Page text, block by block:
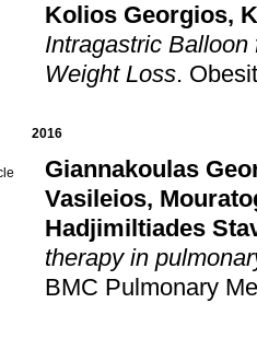
Kolios Georgios,
Intragastric
Weight Loss.
2016
Giannakoulas
Vasileios,
Hadjimiltiades
therapy in
BMC Pulmonary